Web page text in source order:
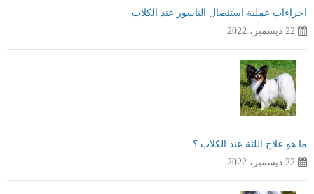
اجراءات عملية استئصال الناسور عند الكلاب
22 ديسمبر، 2022
ما هو علاج اللثة عند الكلاب ؟
22 ديسمبر، 2022